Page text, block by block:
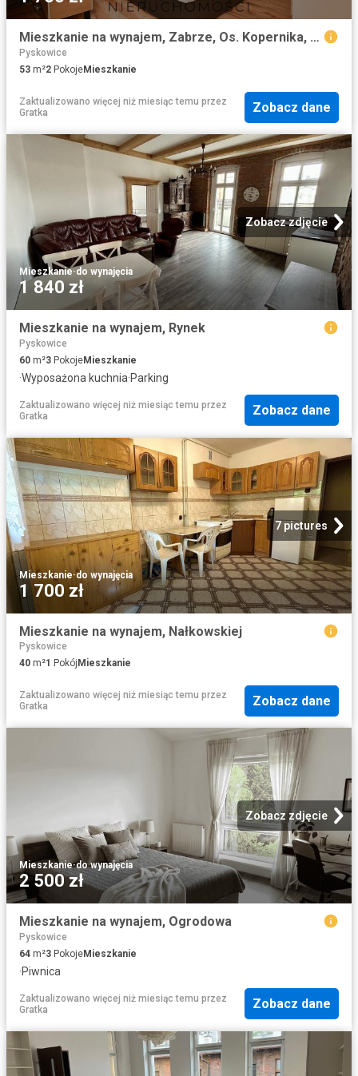
Mieszkanie na wynajem, Zabrze, Os. Kopernika, Galileusza
Pyskowice
53 m²2 PokojeMieszkanie
Zaktualizowano więcej niż miesiąc temu przez
Gratka
Zobacz dane
Zobacz zdjęcie
Mieszkanie·do wynajęcia
1 840 zł
Mieszkanie na wynajem, Rynek
Pyskowice
60 m²3 PokojeMieszkanie
·Wyposażona kuchnia·Parking
Zaktualizowano więcej niż miesiąc temu przez
Gratka
Zobacz dane
7 pictures
Mieszkanie·do wynajęcia
1 700 zł
Mieszkanie na wynajem, Nałkowskiej
Pyskowice
40 m²1 Pokój Mieszkanie
Zaktualizowano więcej niż miesiąc temu przez
Gratka
Zobacz dane
Zobacz zdjęcie
Mieszkanie·do wynajęcia
2 500 zł
Mieszkanie na wynajem, Ogrodowa
Pyskowice
64 m²3 PokojeMieszkanie
·Piwnica
Zaktualizowano więcej niż miesiąc temu przez
Gratka
Zobacz dane